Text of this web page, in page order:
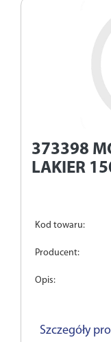
373398
LAKIER
Kod towaru:
Producent:
Opis:
Szczegóły